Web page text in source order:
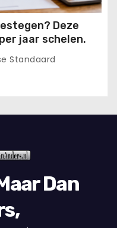
Deze
jaar schelen.
Standaard
Dan